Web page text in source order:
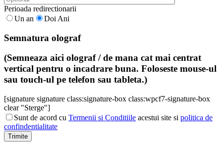
Perioada redirectionarii
Un an
Doi Ani
Semnatura olograf
(Semneaza aici olograf / de mana cat mai centrat
vertical pentru o incadrare buna. Foloseste mouse-ul
sau touch-ul pe telefon sau tableta.)
[signature signature class:signature-box class:wpcf7-signature-box
clear "Sterge"]
Sunt de acord cu Termenii si Conditiile acestui site si politica de
confindentialitate